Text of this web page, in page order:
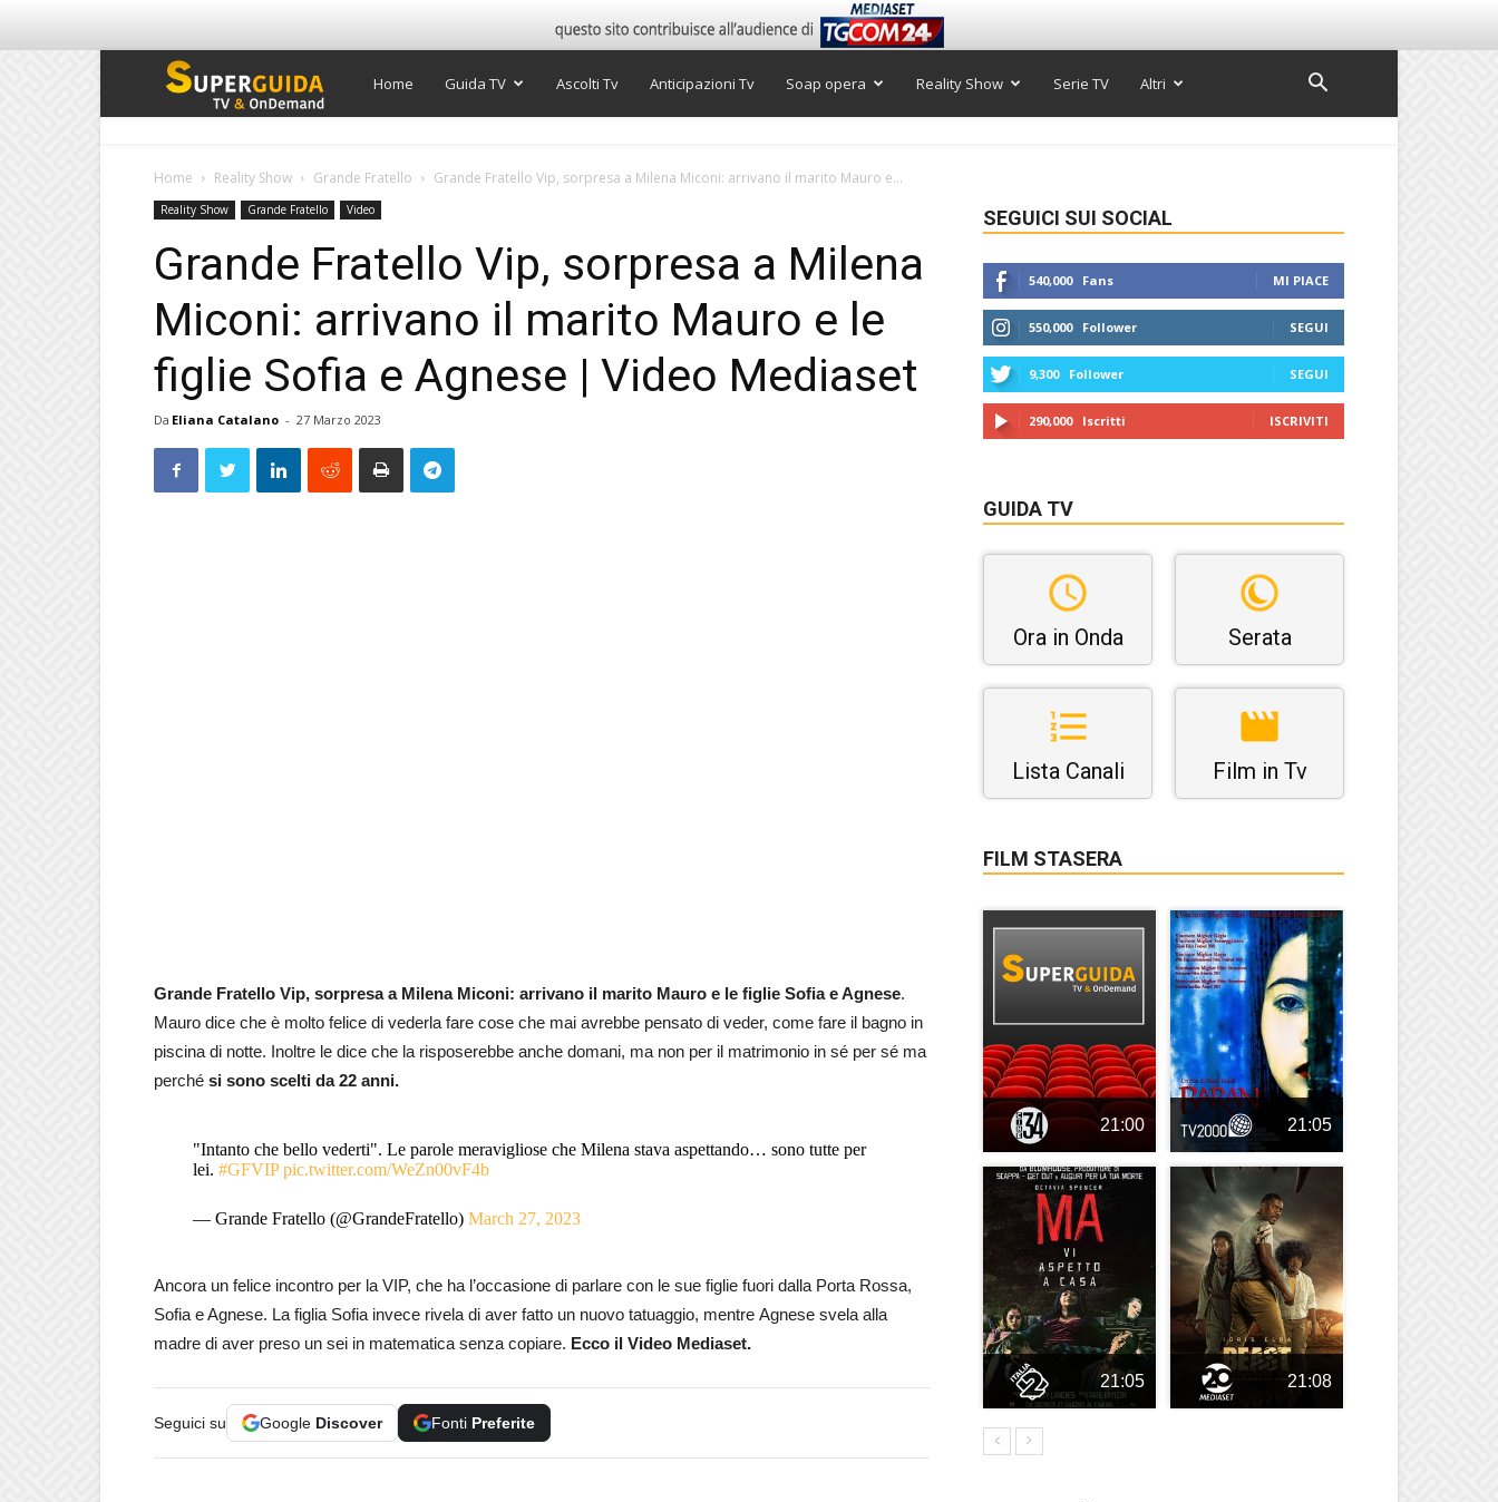
Super
TV
Home Guida TV Ascolti Tv Anticipazioni Tv Soap opera Reality Show Serie TV Altri
Home Reality Show Grande Fratello Grande Fratello Vip, sorpresa a Milena Miconi: arrivano il marito Mauro e...
Reality Show Grande Fratello Video
Grande Fratello Vip, sorpresa a Milena
Miconi: arrivano il marito Mauro e le
figlie Sofia e Agnese | Video Mediaset
Da Eliana Catalano - 27 Marzo 2023
Grande Fratello Vip, sorpresa a Milena Miconi: arrivano il marito Mauro e le figlie Sofia e Agnese.
Mauro dice che è molto felice di vederla fare cose che mai avrebbe pensato di veder, come fare il bagno in
piscina di notte. Inoltre le dice che la risposerebbe anche domani, ma non per il matrimonio in sé per sé ma
perché si sono scelti da 22 anni.
"Intanto che bello vederti". Le parole meravigliose che Milena stava aspettando… sono tutte per
lei. #GFVIP pic.twitter.com/WeZn00vF4b
— Grande Fratello (@GrandeFratello) March 27, 2023
Ancora un felice incontro per la VIP, che ha l’occasione di parlare con le sue figlie fuori dalla Porta Rossa,
Sofia e Agnese. La figlia Sofia invece rivela di aver fatto un nuovo tatuaggio, mentre Agnese svela alla
madre di aver preso un sei in matematica senza copiare. Ecco il Video Mediaset.
Seguici su Google Discover Fonti Preferite
SEGUICI SUI SOCIAL
540,000 Fans MI PIACE
550,000 Follower SEGUI
9,300 Follower SEGUI
290,000 Iscritti ISCRIVITI
GUIDA TV
Ora in Onda Serata
Lista Canali Film in Tv
FILM STASERA
21:00 21:05
21:05 21:08